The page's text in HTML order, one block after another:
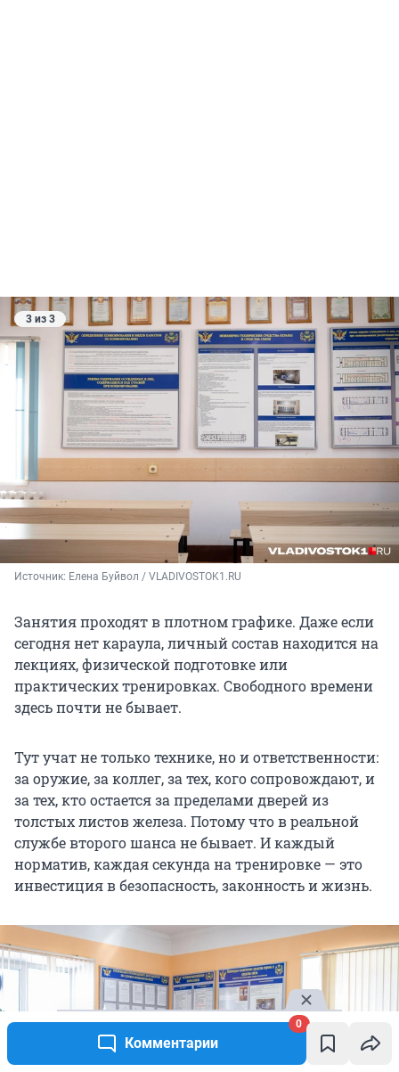
Комментарии
0
3 из 3
Источник: Елена Буйвол / VLADIVOSTOK1.RU
Занятия проходят в плотном графике. Даже если
сегодня нет караула, личный состав находится на
лекциях, физической подготовке или
практических тренировках. Свободного времени
здесь почти не бывает.
Тут учат не только технике, но и ответственности:
за оружие, за коллег, за тех, кого сопровождают, и
за тех, кто остается за пределами дверей из
толстых листов железа. Потому что в реальной
службе второго шанса не бывает. И каждый
норматив, каждая секунда на тренировке — это
инвестиция в безопасность, законность и жизнь.